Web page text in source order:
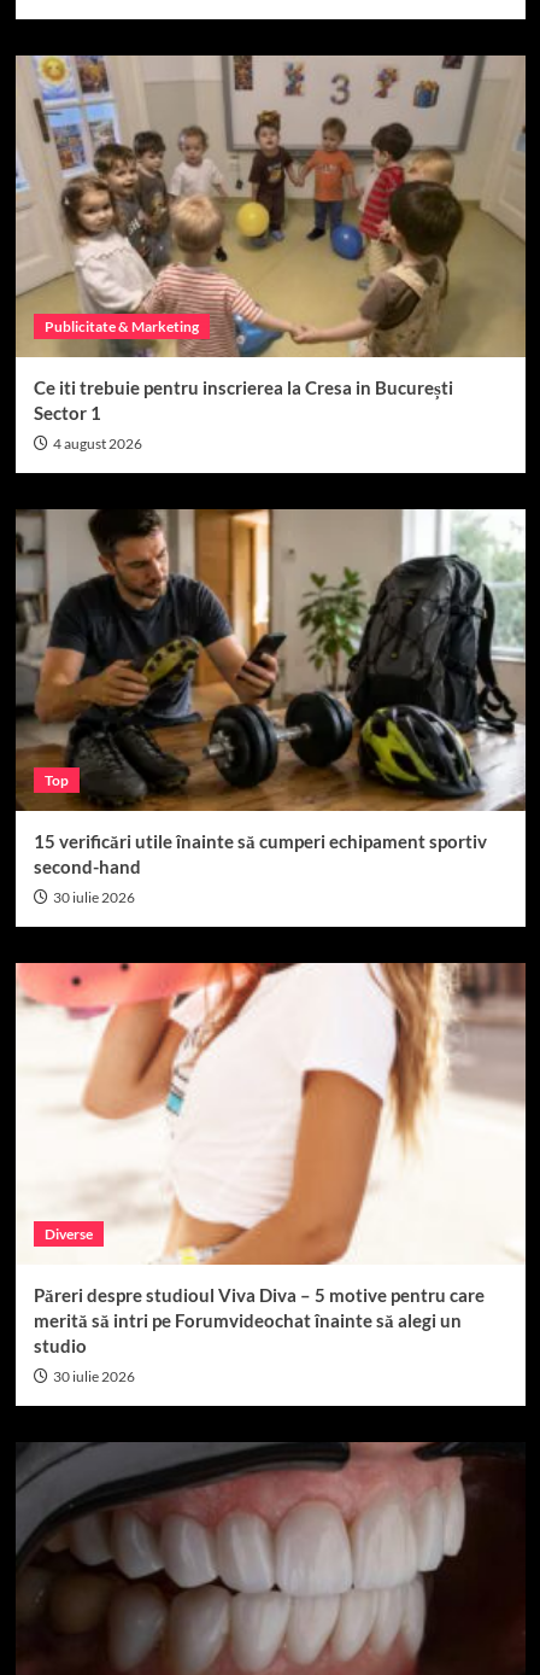
Publicitate & Marketing
Ce iti trebuie pentru inscrierea la Cresa in București
Sector 1
4 august 2026
Top
15 verificări utile înainte să cumperi echipament sportiv
second-hand
30 iulie 2026
Diverse
Păreri despre studioul Viva Diva – 5 motive pentru care
merită să intri pe Forumvideochat înainte să alegi un
studio
30 iulie 2026